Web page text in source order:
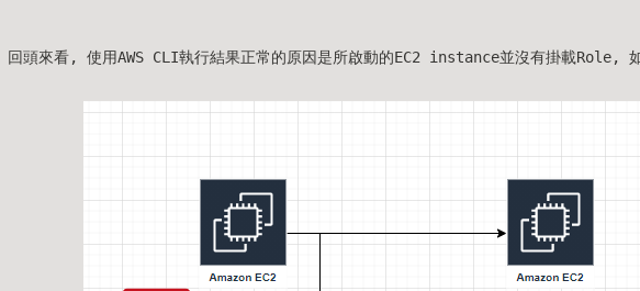
回頭來看, 使用AWS CLI執行結果正常的原因是所啟動的EC2 instance並沒有掛載Role,